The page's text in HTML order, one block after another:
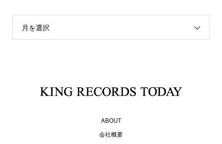
月を選択
ABOUT
会社概要